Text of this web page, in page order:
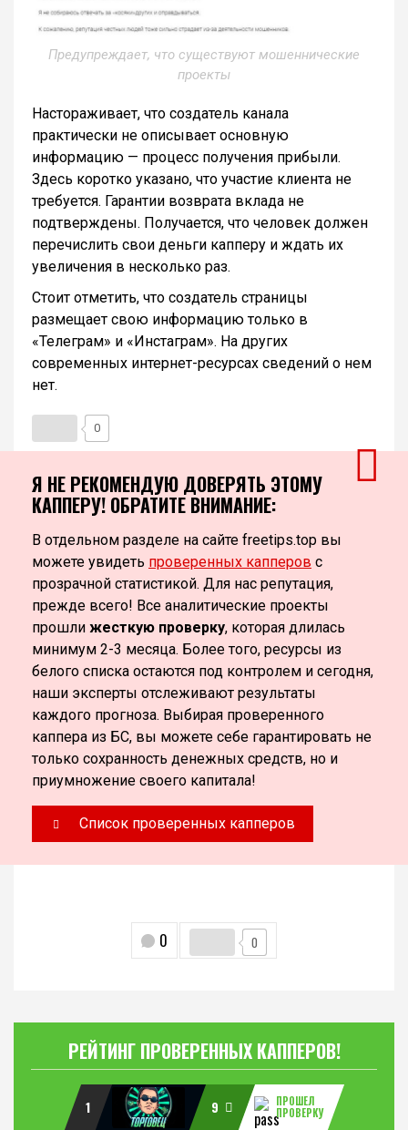
Предупреждает, что существуют мошеннические
проекты
Настораживает, что создатель канала
практически не описывает основную
информацию — процесс получения прибыли.
Здесь коротко указано, что участие клиента не
требуется. Гарантии возврата вклада не
подтверждены. Получается, что человек должен
перечислить свои деньги капперу и ждать их
увеличения в несколько раз.
Стоит отметить, что создатель страницы
размещает свою информацию только в
«Телеграм» и «Инстаграм». На других
современных интернет-ресурсах сведений о нем
нет.
0
Я НЕ РЕКОМЕНДУЮ ДОВЕРЯТЬ ЭТОМУ
КАППЕРУ! ОБРАТИТЕ ВНИМАНИЕ:
В отдельном разделе на сайте freetips.top вы
можете увидеть проверенных капперов с
прозрачной статистикой. Для нас репутация,
прежде всего! Все аналитические проекты
прошли жесткую проверку, которая длилась
минимум 2-3 месяца. Более того, ресурсы из
белого списка остаются под контролем и сегодня,
наши эксперты отслеживают результаты
каждого прогноза. Выбирая проверенного
каппера из БС, вы можете себе гарантировать не
только сохранность денежных средств, но и
приумножение своего капитала!
Список проверенных капперов
0 0
РЕЙТИНГ ПРОВЕРЕННЫХ КАППЕРОВ!
1 9
ПРОШЕЛ
ПРОВЕРКУ